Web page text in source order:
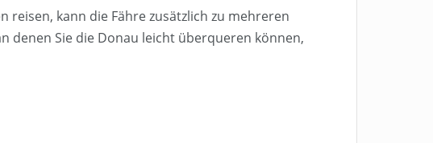
reisen, kann die Fähre zusätzlich zu mehreren
denen Sie die Donau leicht überqueren können,